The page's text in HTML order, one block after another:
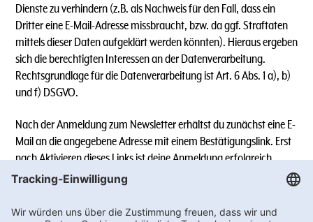
Dienste zu verhindern (z.B. als Nachweis für den Fall, dass ein
Dritter eine E-Mail-Adresse missbraucht, bzw. da ggf. Straftaten
mittels dieser Daten aufgeklärt werden könnten). Hieraus ergeben
sich die berechtigten Interessen an der Datenverarbeitung.
Rechtsgrundlage für die Datenverarbeitung ist Art. 6 Abs. 1 a), b)
und f) DSGVO.
Nach der Anmeldung zum Newsletter erhältst du zunächst eine E-
Mail an die angegebene Adresse mit einem Bestätigungslink. Erst
nach Aktivieren dieses Links ist deine Anmeldung erfolgreich.
Sollte der Link in dem angegebenen Zeitraum nicht aktiviert